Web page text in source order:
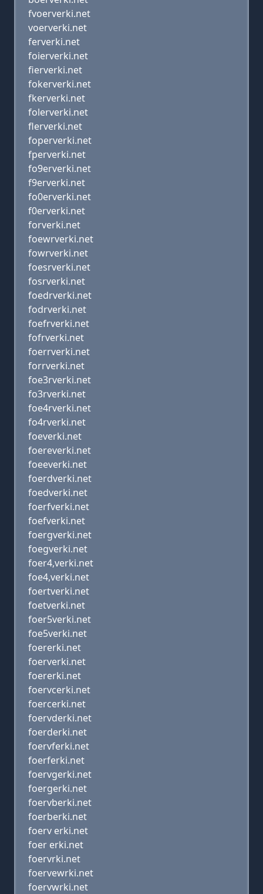
fvoerverki.net
voerverki.net
ferverki.net
foierverki.net
fierverki.net
fokerverki.net
fkerverki.net
folerverki.net
flerverki.net
foperverki.net
fperverki.net
fo9erverki.net
f9erverki.net
fo0erverki.net
f0erverki.net
forverki.net
foewrverki.net
fowrverki.net
foesrverki.net
fosrverki.net
foedrverki.net
fodrverki.net
foefrverki.net
fofrverki.net
foerrverki.net
forrverki.net
foe3rverki.net
fo3rverki.net
foe4rverki.net
fo4rverki.net
foeverki.net
foereverki.net
foeeverki.net
foerdverki.net
foedverki.net
foerfverki.net
foefverki.net
foergverki.net
foegverki.net
foer4,verki.net
foe4,verki.net
foertverki.net
foetverki.net
foer5verki.net
foe5verki.net
foererki.net
foerverki.net
foererki.net
foervcerki.net
foercerki.net
foervderki.net
foerderki.net
foervferki.net
foerferki.net
foervgerki.net
foergerki.net
foervberki.net
foerberki.net
foerv erki.net
foer erki.net
foervrki.net
foervewrki.net
foervwrki.net